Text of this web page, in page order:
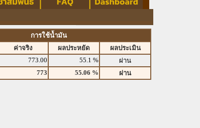
การใช้น้ำมัน
ค่าจริง ผลประหยัด
ผลประเมิน
773.00 55.1 %
ผ่าน
773 55.06 % ผ่าน